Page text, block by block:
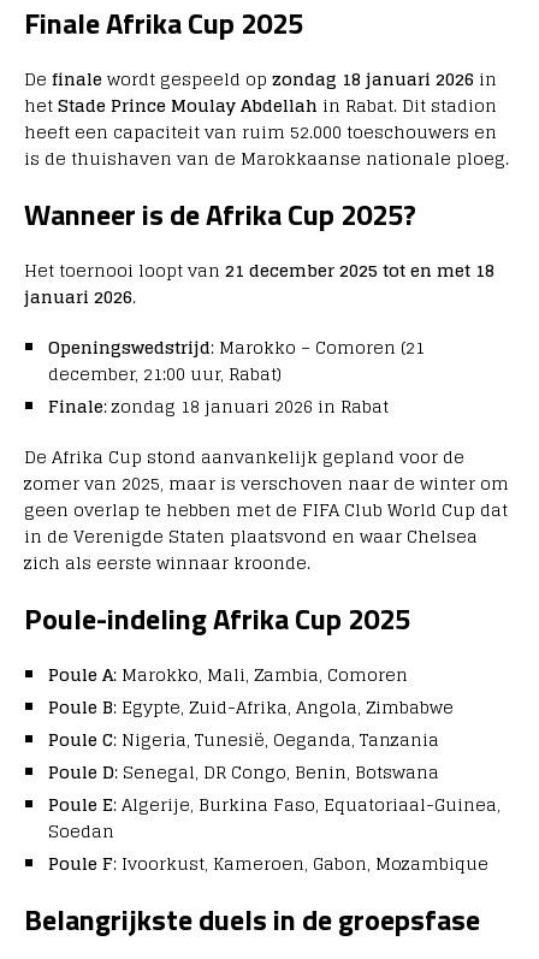
Finale Afrika Cup 2025
De finale wordt gespeeld op zondag 18 januari 2026 in
hetStade Prince Moulay Abdellah in Rabat. Dit stadion
heeft een capaciteit van ruim 52.000 toeschouwers en
is de thuishaven van de Marokkaanse nationale ploeg.
Wanneer is de Afrika Cup 2025?
Het toernooi loopt van 21 december 2025 tot en met 18
januari 2026.
Openingswedstrijd: Marokko – Comoren (21
december, 21:00 uur, Rabat)
Finale: zondag 18 januari 2026 in Rabat
De Afrika Cup stond aanvankelijk gepland voor de
zomer van 2025, maar is verschoven naar de winter om
geen overlap te hebben met de FIFA Club World Cup dat
in de Verenigde Staten plaatsvond en waar Chelsea
zich als eerste winnaar kroonde.
Poule-indeling Afrika Cup 2025
Poule A: Marokko, Mali, Zambia, Comoren
Poule B: Egypte, Zuid-Afrika, Angola, Zimbabwe
Poule C: Nigeria, Tunesië, Oeganda, Tanzania
Poule D: Senegal, DR Congo, Benin, Botswana
Poule E: Algerije, Burkina Faso, Equatoriaal-Guinea,
Soedan
Poule F: Ivoorkust, Kameroen, Gabon, Mozambique
Belangrijkste duels in de groepsfase